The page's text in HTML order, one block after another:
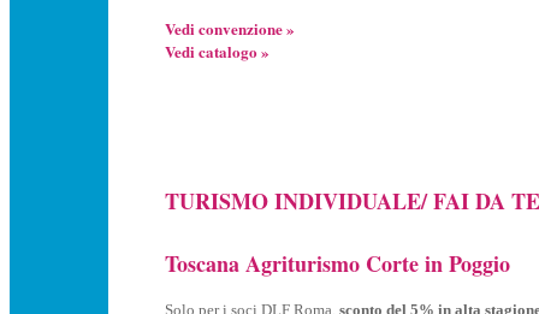
Vedi convenzione »
Vedi catalogo »
TURISMO INDIVIDUALE/ FAI DA TE
Toscana Agriturismo Corte in Poggio
Solo per i soci DLF Roma,sconto del 5% in alta